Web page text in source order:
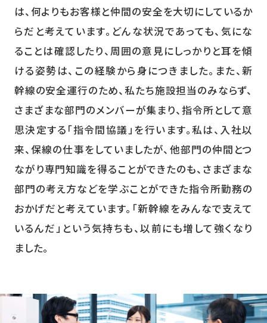
は、何よりもお客様と仲間の安全を大切にしているか
らだと考えています。どんな状況であっても、気にな
ることは確認したり、周囲の意見にしっかりと耳を傾
ける姿勢は、この経験から身につきました。また、新
幹線の安全運行のため、私たち施設担当のみならず、
さまざまな部門のメンバーが集まり、指令所として意
思決定する「指令間協議」を行います。私は、入社以
来、保線の仕事をしていましたが、他部門の仲間とつ
ながり専門知識を得ることができたのも、さまざまな
部門の考え方などを学ぶことができた指令所勤務の
おかげだと考えています。「新幹線をみんなで支えて
いるんだ」という気持ちも、以前にも増して強くなり
ました。